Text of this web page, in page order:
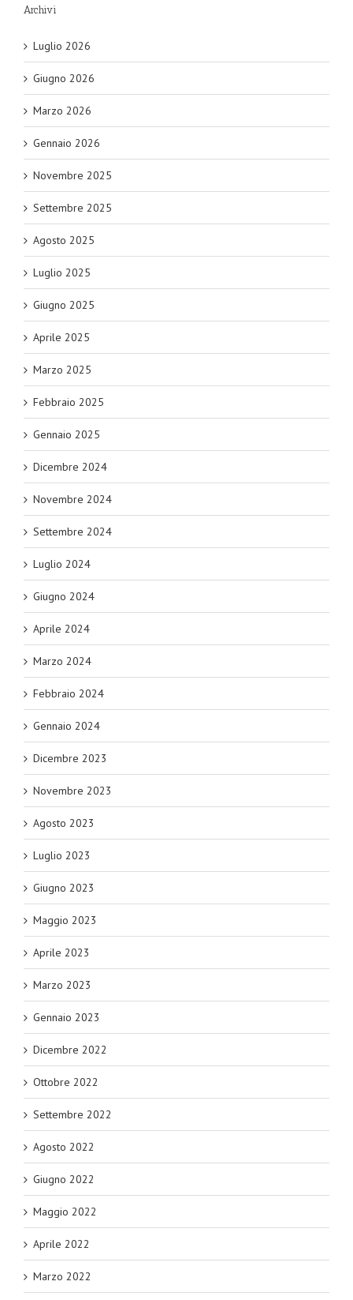
Archivi
Luglio 2026
Giugno 2026
Marzo 2026
Gennaio 2026
Novembre 2025
Settembre 2025
Agosto 2025
Luglio 2025
Giugno 2025
Aprile 2025
Marzo 2025
Febbraio 2025
Gennaio 2025
Dicembre 2024
Novembre 2024
Settembre 2024
Luglio 2024
Giugno 2024
Aprile 2024
Marzo 2024
Febbraio 2024
Gennaio 2024
Dicembre 2023
Novembre 2023
Agosto 2023
Luglio 2023
Giugno 2023
Maggio 2023
Aprile 2023
Marzo 2023
Gennaio 2023
Dicembre 2022
Ottobre 2022
Settembre 2022
Agosto 2022
Giugno 2022
Maggio 2022
Aprile 2022
Marzo 2022